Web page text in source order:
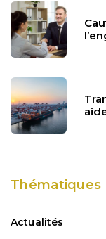
Thématiques
Actualités